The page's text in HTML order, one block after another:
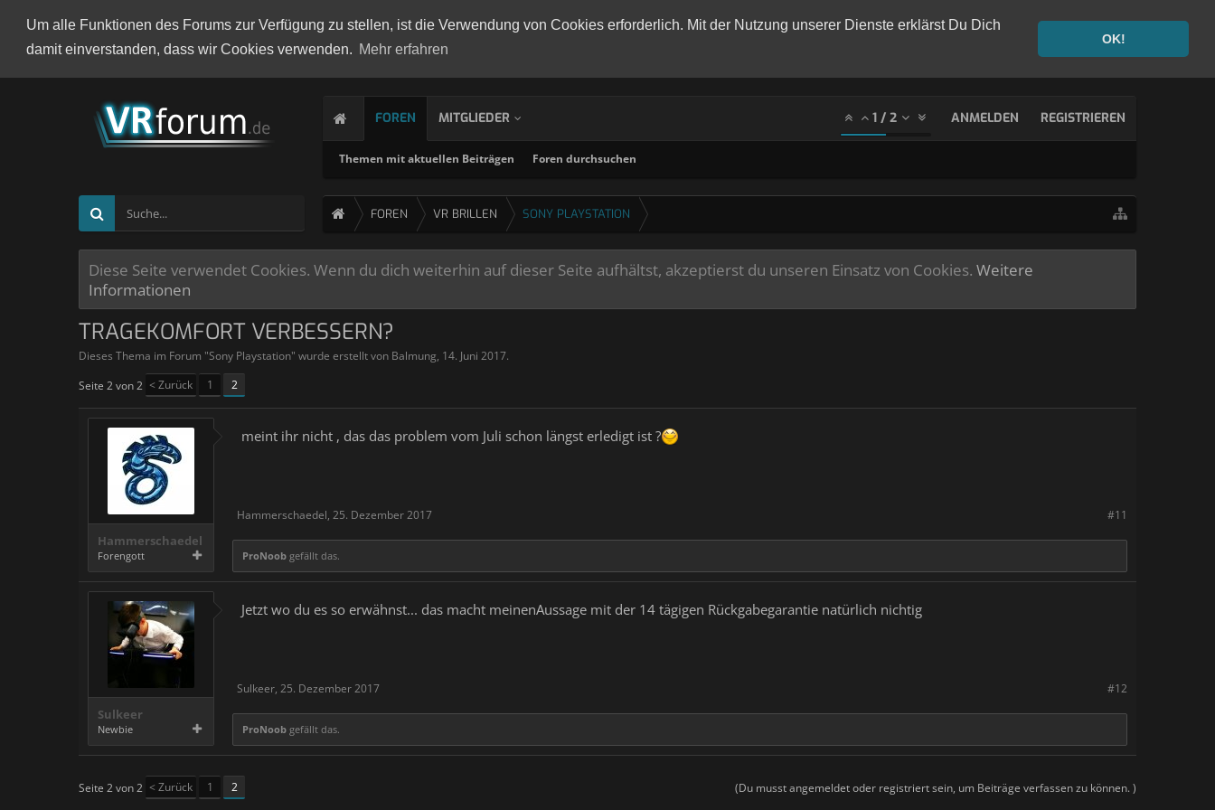
Um alle Funktionen des Forums zur Verfügung zu stellen, ist die Verwendung von Cookies erforderlich. Mit der Nutzung unserer Dienste erklärst Du Dich
damit einverstanden, dass wir Cookies verwenden. Mehr erfahren
OK!
FOREN
Themen mit aktuellen Beiträgen Foren durchsuchen
MITGLIEDER 1 / 2 ANMELDEN REGISTRIEREN
FOREN VR BRILLEN SONY PLAYSTATION
Diese Seite verwendet Cookies. Wenn du dich weiterhin auf dieser Seite aufhältst, akzeptierst du unseren Einsatz von Cookies. Weitere
Informationen
TRAGEKOMFORT VERBESSERN?
Dieses Thema im Forum "Sony Playstation" wurde erstellt von Balmung, 14. Juni 2017.
Seite 2 von 2 < Zurück 1 2
Hammerschaedel
Forengott
meint ihr nicht , das das problem vom Juli schon längst erledigt ist ?
#11
Hammerschaedel, 25. Dezember 2017
ProNoob gefällt das.
Sulkeer
Newbie
Jetzt wo du es so erwähnst... das macht meinenAussage mit der 14 tägigen Rückgabegarantie natürlich nichtig
#12
Sulkeer, 25. Dezember 2017
ProNoob gefällt das.
(Du musst angemeldet oder registriert sein, um Beiträge verfassen zu können. )
Seite 2 von 2 < Zurück 1 2